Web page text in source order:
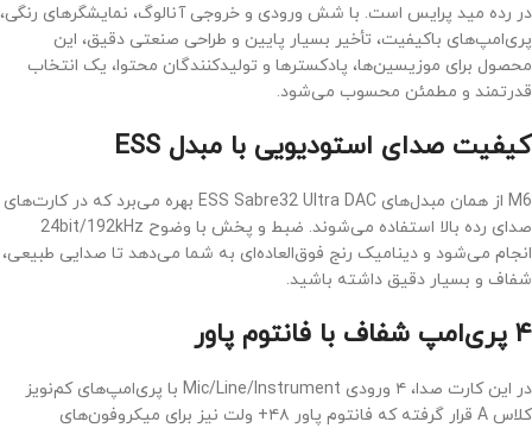
در رده مید پرایس است. با شش ورودی و خروجی آنالوگ، نمایشگرهای رنگی،
پری‌امپ‌های باکیفیت، تأخیر بسیار پایین و طراحی صنعتی دقیق، این
محصول برای موزیسین‌ها، پادکسترها و تولیدکنندگان محتوا، یک انتخاب
قدرتمند و مطمئن محسوب می‌شود.
کیفیت صدای استودیویی با مبدل ESS
M6 از همان مبدل‌های ESS Sabre32 Ultra DAC بهره می‌برد که در کارت‌های
صدای رده بالا استفاده می‌شوند. ضبط و پخش با وضوح 24bit/192kHz
انجام می‌شود و دینامیک رنج فوق‌العاده‌ای به شما می‌دهد تا صدایی طبیعی،
شفاف و بسیار دقیق داشته باشید.
۴ پری‌امپ شفاف با فانتوم پاور
در این کارت صدا، ۴ ورودی Mic/Line/Instrument با پری‌امپ‌های کم‌نویز
کلاس A قرار گرفته که فانتوم پاور ۴۸+ ولت نیز برای میکروفون‌های